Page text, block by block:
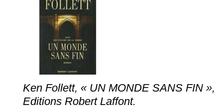
Ken Follett, « UN MONDE SANS FIN »,
Editions Robert Laffont.